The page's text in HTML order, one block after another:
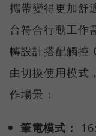
攜帶變得更加舒
台符合行動工
轉設計搭配觸控
由切換使用模式
作場景：
筆電模式：